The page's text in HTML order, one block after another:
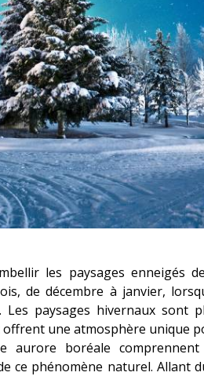
les paysages enneigés
de décembre à janvier,
paysages hivernaux sont
une atmosphère unique
aurore boréale
ce phénomène naturel. Allant